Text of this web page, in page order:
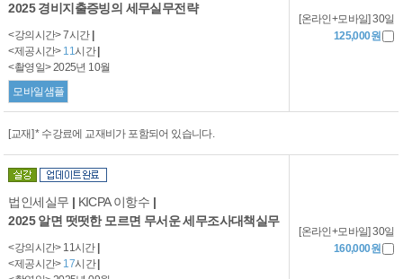
2025 경비지출증빙의 세무실무전략
<강의시간> 7시간
<제공시간> 11시간
<촬영일> 2025년 10월
모바일샘플
[온라인+모바일] 30일
125,000원
[교재] * 수강료에 교재비가 포함되어 있습니다.
법인세실무 | KICPA 이항수 |
2025 알면 떳떳한 모르면 무서운 세무조사대책실무
<강의시간> 11시간
<제공시간> 17시간
[온라인+모바일] 30일
160,000원